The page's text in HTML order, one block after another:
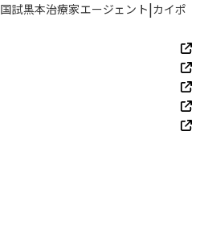
国試黒本治療家エージェント カイポ